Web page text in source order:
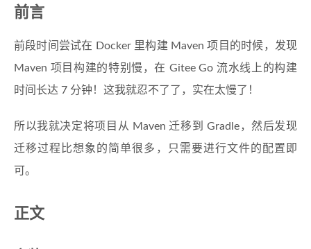
前言
前段时间尝试在 Docker 里构建 Maven 项目的时候，发现
Maven 项目构建的特别慢，在 Gitee Go 流水线上的构建
时间长达 7 分钟！这我就忍不了了，实在太慢了！
所以我就决定将项目从 Maven 迁移到 Gradle，然后发现
迁移过程比想象的简单很多，只需要进行文件的配置即
可。
正文